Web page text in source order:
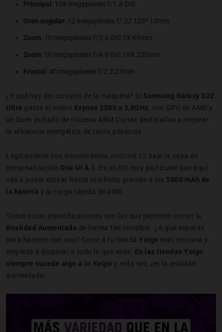
Principal : 108 megapíxeles f/1.8 OIS
Gran angular: 12 megapíxeles f/.22 120º 13mm
Zoom: 10 megapíxeles f/2.4 OIS 3X 69mm
Zoom: 10 megapíxeles f/4.9 OIS 10X 230mm
Frontal : 40 megapíxeles f/2.2 25mm
¿Y qué hay del corazón de la máquina? El Samsung Galaxy S22
Ultra gasta el nuevo Exynos 2200 a 2,8GHz , con GPU de AMD y
un buen puñado de núcleos ARM Cortex destinados a mejorar
la eficiencia energética de tanta potencia.
Lógicamente nos encontramos Android 12 bajo la capa de
personalización One UI 4.1
. Es un SO muy particular que aquí
vas a poder estirar hasta el infinito gracias a los 5000 mAh de
la batería y la carga rápida de 45W.
Todas estas especificaciones son las que permiten correr la
Realidad Aumentada de forma tan increíble. ¿A qué esperas
para hacerte con uno? Corre a tu tienda Yoigo más cercana y
empieza a disparar a todo lo que veas. En las tiendas Yoigo
siempre sucede algo a lo Yoigo y, esta vez, ¡es la realidad
aumentada!